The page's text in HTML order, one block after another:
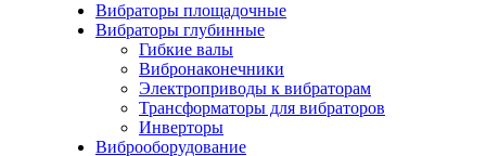
Вибраторы площадочные
Вибраторы глубинные
Гибкие валы
Вибронаконечники
Электроприводы к вибраторам
Трансформаторы для вибраторов
Инверторы
Виброоборудование